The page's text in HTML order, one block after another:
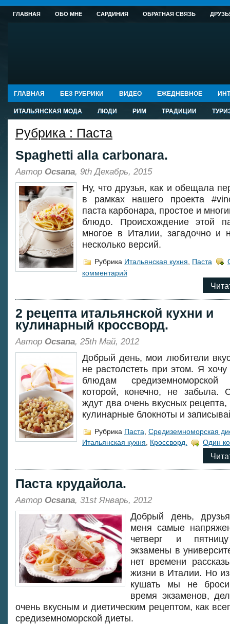
ГЛАВНАЯ ОБО МНЕ САРДИНИЯ ОБРАТНАЯ СВЯЗЬ
ГЛАВНАЯ БЕЗ РУБРИКИ ВИДЕО ЕЖЕДНЕВНОЕ
ИТАЛЬЯНСКАЯ МОДА
ЛЮДИ РИМ ТРАДИЦИИ
Рубрика : Паста
Spaghetti alla carbonara.
Автор Ocsana, 9th Декабрь, 2015
Ну, что друзья, как и обещала
в рамках нашего проекта
паста карбонара, простое и
блюдо. Происхождение этой
многое в Италии, загадочно и
несколько версий.
Рубрика Итальянская кухня Паста
комментарий
2 рецепта итальянской кухни и
кулинарный кроссворд.
Автор Ocsana, 25th Май, 2012
Добрый день, мои любители
не растолстеть при этом. Я хочу
блюдам
которой, конечно, не забыла.
ждут два очень вкусных рецепта,
кулинарные блокноты и
Рубрика Паста, Средиземноморская
Итальянская кухня, Кроссворд. Один
Паста крудайола.
Автор Ocsana, 31st Январь, 2012
Добрый день,
меня самые
четверг и
экзамены в
нет времени
жизни в Италии. Но
кушать мы не
время экзаменов,
очень вкусным и диетическим рецептом, как
средиземноморской диеты.